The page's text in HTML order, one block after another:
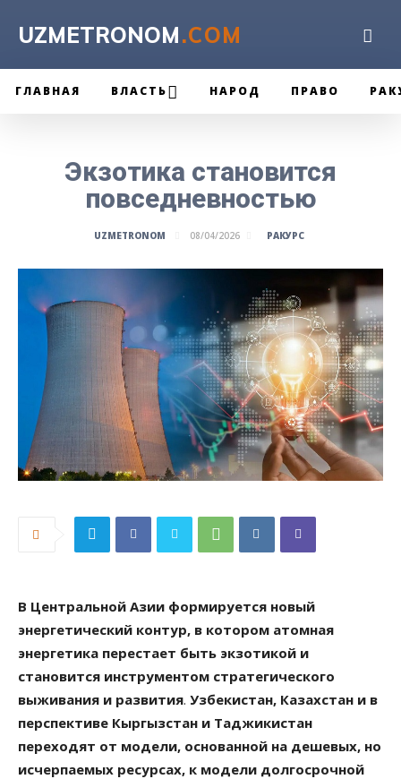
UZMETRONOM.COM
ГЛАВНАЯ ВЛАСТЬ НАРОД ПРАВО
Экзотика становится
повседневностью
UZMETRONOM 08/04/2026 РАКУРС
В Центральной Азии формируется новый
энергетический контур, в котором атомная
энергетика перестает быть экзотикой и
становится инструментом стратегического
выживания и развития. Узбекистан, Казахстан и в
перспективе Кыргызстан и Таджикистан
переходят от модели, основанной на дешевых, но
исчерпаемых ресурсах, к модели долгосрочной